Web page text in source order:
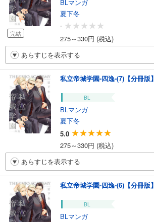
完結
BLマンガ
夏下冬
-
275～330円 (税込)
あらすじを表示する
私立帝城学園-四逸-(7)【分冊版】
BL
BLマンガ
夏下冬
5.0
275～330円 (税込)
あらすじを表示する
私立帝城学園-四逸-(6)【分冊版】
BL
BLマンガ